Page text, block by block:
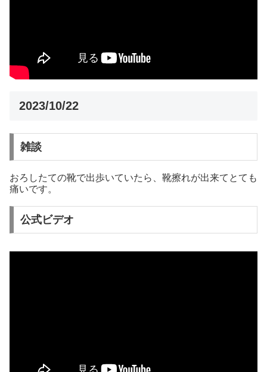
2023/10/22
雑談
おろしたての靴で出歩いていたら、靴擦れが出来てとても
痛いです。
公式ビデオ